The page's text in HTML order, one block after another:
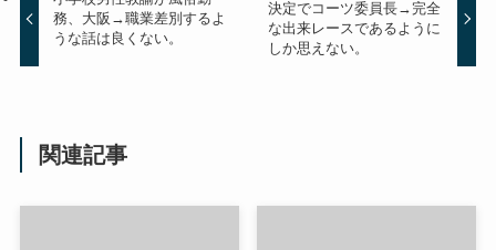
務、大阪→職業差別するよ
うな話は良くない。
決定でコーツ委員長→完全
な出来レースであるように
しか思えない。
関連記事